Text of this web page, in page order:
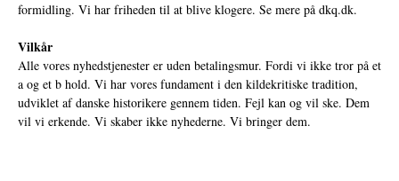
formidling. Vi har friheden til at blive klogere. Se mere på dkq.dk.
Vilkår
Alle vores nyhedstjenester er uden betalingsmur. Fordi vi ikke tror på et
a og et b hold. Vi har vores fundament i den kildekritiske tradition,
udviklet af danske historikere gennem tiden. Fejl kan og vil ske. Dem
vil vi erkende. Vi skaber ikke nyhederne. Vi bringer dem.